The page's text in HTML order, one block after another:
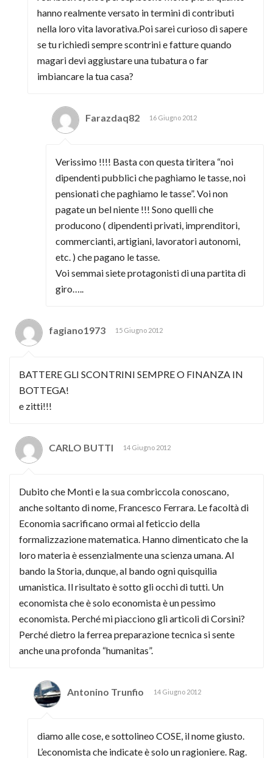
hanno realmente versato in termini di contributi
nella loro vita lavorativa.Poi sarei curioso di sapere
se tu richiedi sempre scontrini e fatture quando
magari devi aggiustare una tubatura o far
imbiancare la tua casa?
Farazdaq82 16 Giugno 2012
Verissimo !!!! Basta con questa tiritera “noi
dipendenti pubblici che paghiamo le tasse, noi
pensionati che paghiamo le tasse”. Voi non
pagate un bel niente !!! Sono quelli che
producono ( dipendenti privati, imprenditori,
commercianti, artigiani, lavoratori autonomi,
etc. ) che pagano le tasse.
Voi semmai siete protagonisti di una partita di
giro…..
fagiano1973 15 Giugno 2012
BATTERE GLI SCONTRINI SEMPRE O FINANZA IN
BOTTEGA!
e zitti!!!
CARLO BUTTI 14 Giugno 2012
Dubito che Monti e la sua combriccola conoscano,
anche soltanto di nome, Francesco Ferrara. Le facoltà di
Economia sacrificano ormai al feticcio della
formalizzazione matematica. Hanno dimenticato che la
loro materia è essenzialmente una scienza umana. Al
bando la Storia, dunque, al bando ogni quisquilia
umanistica. Il risultato è sotto gli occhi di tutti. Un
economista che è solo economista è un pessimo
economista. Perché mi piacciono gli articoli di Corsini?
Perché dietro la ferrea preparazione tecnica si sente
anche una profonda “humanitas”.
Antonino Trunfio 14 Giugno 2012
diamo alle cose, e sottolineo COSE, il nome giusto.
L’economista che indicate è solo un ragioniere. Rag.